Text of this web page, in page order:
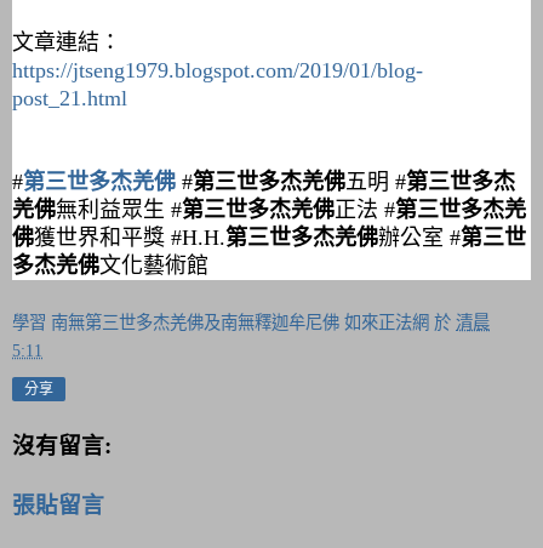
文章連結：
https://jtseng1979.blogspot.com/2019/01/blog-
post_21.html
#第三世多杰羌佛 #第三世多杰羌佛五明 #第三世多杰
羌佛無利益眾生 #第三世多杰羌佛正法 #第三世多杰羌
佛獲世界和平獎 #H.H.第三世多杰羌佛辦公室 #第三世
多杰羌佛文化藝術館
學習 南無第三世多杰羌佛及南無釋迦牟尼佛 如來正法網 於 清晨
5:11
分享
沒有留言:
張貼留言